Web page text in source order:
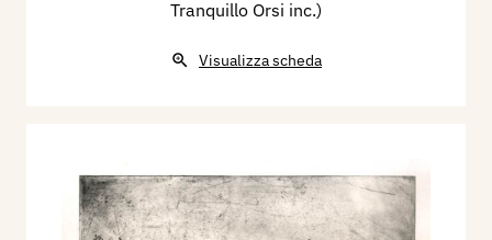
Tranquillo Orsi inc.)
Visualizza scheda